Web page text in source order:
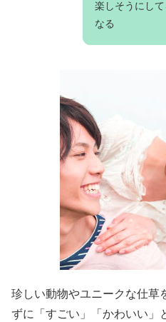
楽しそうにし
なる
珍しい動物やユニークな仕草
ずに「すごい」「かわいい」